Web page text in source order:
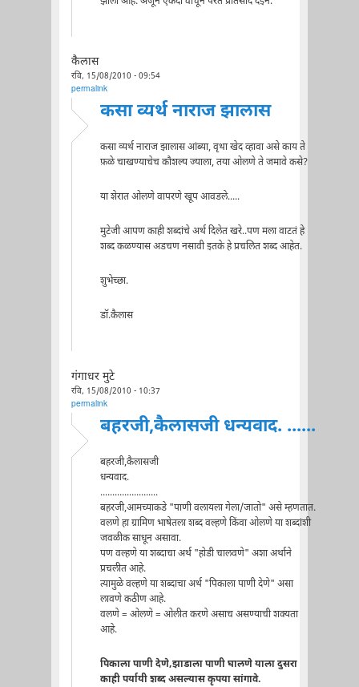
कैलास
रवि, 15/08/2010 - 09:54
permalink
कसा व्यर्थ नाराज झालास
कसा व्यर्थ नाराज झालास आंब्या, वृथा खेद व्हावा असे काय ते
फ़ळे चाखण्याचेच कौशल्य ज्याला, तया ओलणे ते जमावे कसे?
या शेरात ओलणे वापरणे खूप आवडले.....
मुटेजी आपण काही शब्दांचे अर्थ दिलेत खरे..पण मला वाटतं हे
शब्द कळण्यास अडचण नसावी इतके हे प्रचलित शब्द आहेत.
शुभेच्छा.
डॉ.कैलास
गंगाधर मुटे
रवि, 15/08/2010 - 10:37
permalink
बहरजी,कैलासजी धन्यवाद. ......
बहरजी,कैलासजी
धन्यवाद.
........................
बहरजी,आमच्याकडे "पाणी वलायला गेला/जातो" असे म्हणतात.
वलणे हा ग्रामिण भाषेतला शब्द वल्हणे किंवा ओलणे या शब्दांशी
जवळीक साधून असावा.
पण वल्हणे या शब्दाचा अर्थ "होडी चालवणे" अशा अर्थाने
प्रचलीत आहे.
त्यामुळे वल्हणे या शब्दाचा अर्थ "पिकाला पाणी देणे" असा
लावणे कठीण आहे.
वलणे = ओलणे = ओलीत करणे असाच असण्याची शक्यता
आहे.
पिकाला पाणी देणे,झाडाला पाणी घालणे याला दुसरा
काही पर्यायी शब्द असल्यास कृपया सांगावे.